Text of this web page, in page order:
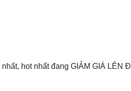
hot nhất đang GIẢM GIÁ LÊN